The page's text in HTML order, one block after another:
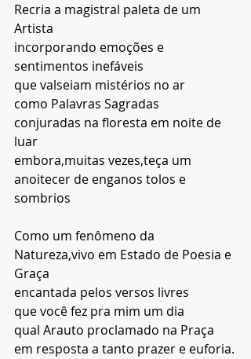
Recria a magistral paleta de um
Artista
incorporando emoções e
sentimentos inefáveis
que valseiam mistérios no ar
como Palavras Sagradas
conjuradas na floresta em noite de
luar
embora,muitas vezes,teça um
anoitecer de enganos tolos e
sombrios
Como um fenômeno da
Natureza,vivo em Estado de Poesia e
Graça
encantada pelos versos livres
que você fez pra mim um dia
qual Arauto proclamado na Praça
em resposta a tanto prazer e euforia.